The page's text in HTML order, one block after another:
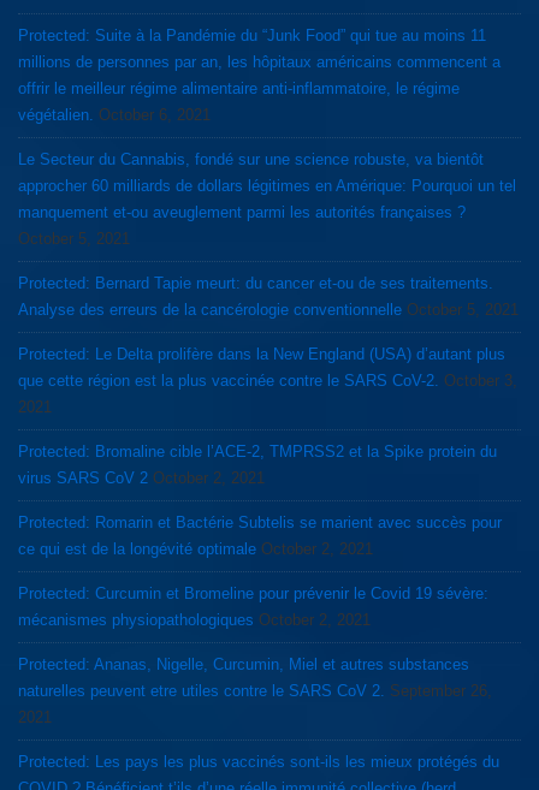
Protected: Suite à la Pandémie du “Junk Food” qui tue au moins 11
millions de personnes par an, les hôpitaux américains commencent a
offrir le meilleur régime alimentaire anti-inflammatoire, le régime
végétalien. October 6, 2021
Le Secteur du Cannabis, fondé sur une science robuste, va bientôt
approcher 60 milliards de dollars légitimes en Amérique: Pourquoi un tel
manquement et-ou aveuglement parmi les autorités françaises ?
October 5, 2021
Protected: Bernard Tapie meurt: du cancer et-ou de ses traitements.
Analyse des erreurs de la cancérologie conventionnelle October 5, 2021
Protected: Le Delta prolifère dans la New England (USA) d’autant plus
que cette région est la plus vaccinée contre le SARS CoV-2. October 3,
2021
Protected: Bromaline cible l’ACE-2, TMPRSS2 et la Spike protein du
virus SARS CoV 2 October 2, 2021
Protected: Romarin et Bactérie Subtelis se marient avec succès pour
ce qui est de la longévité optimale October 2, 2021
Protected: Curcumin et Bromeline pour prévenir le Covid 19 sévère:
mécanismes physiopathologiques October 2, 2021
Protected: Ananas, Nigelle, Curcumin, Miel et autres substances
naturelles peuvent etre utiles contre le SARS CoV 2. September 26,
2021
Protected: Les pays les plus vaccinés sont-ils les mieux protégés du